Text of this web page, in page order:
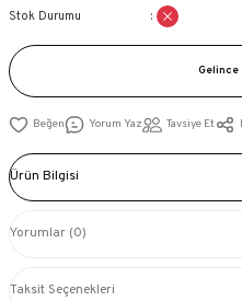
Stok Durumu
Gelince
Yorum Yaz Tavsiye Et
Ürün Bilgisi
Yorumlar (0)
Taksit Seçenekleri